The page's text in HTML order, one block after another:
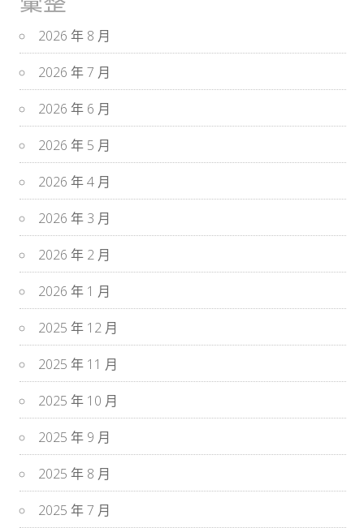
2026 年 8 月
2026 年 7 月
2026 年 6 月
2026 年 5 月
2026 年 4 月
2026 年 3 月
2026 年 2 月
2026 年 1 月
2025 年 12 月
2025 年 11 月
2025 年 10 月
2025 年 9 月
2025 年 8 月
2025 年 7 月